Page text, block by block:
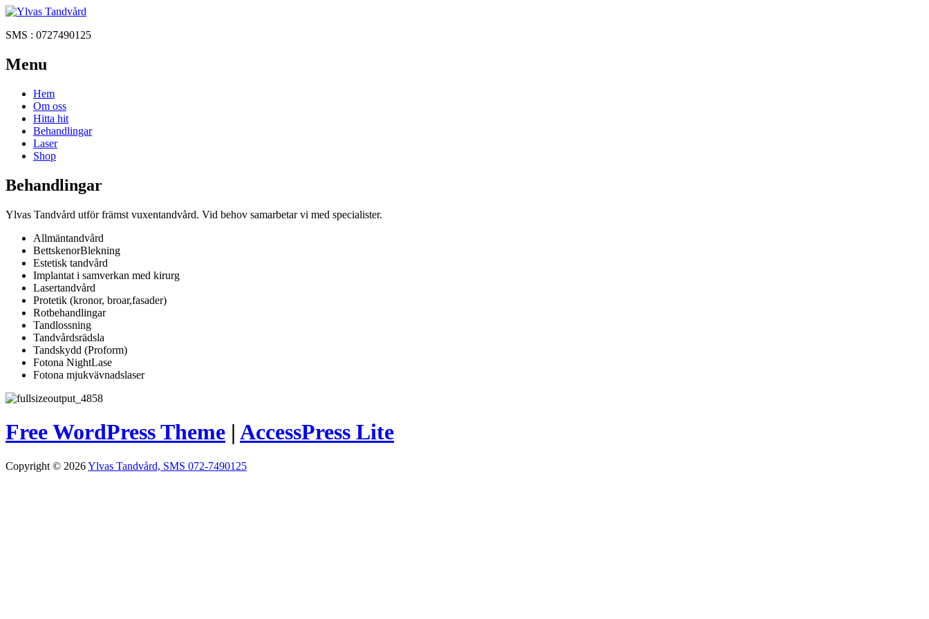
SMS : 0727490125
Menu
Hem
Om oss
Hitta hit
Behandlingar
Laser
Shop
Behandlingar
Ylvas Tandvård utför främst vuxentandvård. Vid behov samarbetar vi med specialister.
Allmäntandvård
BettskenorBlekning
Estetisk tandvård
Implantat i samverkan med kirurg
Lasertandvård
Protetik (kronor, broar,fasader)
Rotbehandlingar
Tandlossning
Tandvårdsrädsla
Tandskydd (Proform)
Fotona NightLase
Fotona mjukvävnadslaser
Free WordPress Theme | AccessPress Lite
Copyright © 2026Ylvas Tandvård, SMS 072-7490125